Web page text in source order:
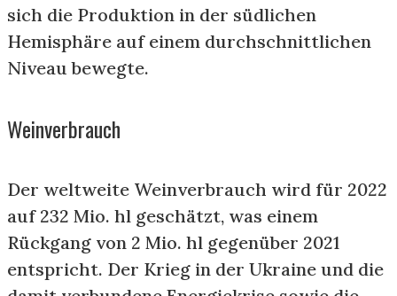
sich die Produktion in der südlichen
Hemisphäre auf einem durchschnittlichen
Niveau bewegte.
Weinverbrauch
Der weltweite Weinverbrauch wird für 2022
auf 232 Mio. hl geschätzt, was einem
Rückgang von 2 Mio. hl gegenüber 2021
entspricht. Der Krieg in der Ukraine und die